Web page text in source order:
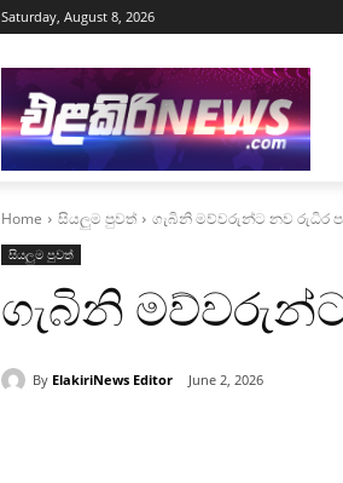
Saturday, August 8, 2026
Home සියලුම පුවත් ගැබිනි මව්වරුන්ට නව රුධිර
සියලුම පුවත්
ගැබිනි
By ElakiriNews Editor June 2, 2026